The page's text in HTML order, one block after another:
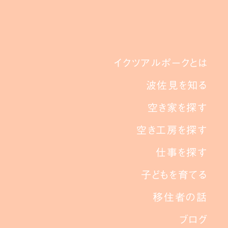
イクツアルポークとは
波佐見を知る
空き家を探す
空き工房を探す
仕事を探す
子どもを育てる
移住者の話
ブログ